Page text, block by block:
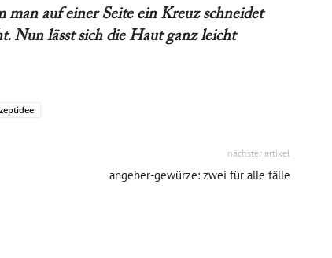
man auf einer Seite ein Kreuz schneidet
Nun lässt sich die Haut ganz leicht
nächster artikel
angeber-gewürze: zwei für alle fälle